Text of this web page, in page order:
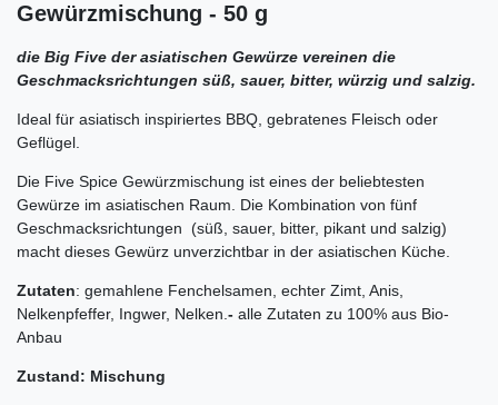
Gewürzmischung - 50 g
die Big Five der asiatischen Gewürze vereinen die
Geschmacksrichtungen süß, sauer, bitter, würzig und salzig.
Ideal für asiatisch inspiriertes BBQ, gebratenes Fleisch oder
Geflügel.
Die Five Spice Gewürzmischung ist eines der beliebtesten
Gewürze im asiatischen Raum. Die Kombination von fünf
Geschmacksrichtungen (süß, sauer, bitter, pikant und salzig)
macht dieses Gewürz unverzichtbar in der asiatischen Küche.
Zutaten: gemahlene Fenchelsamen, echter Zimt, Anis,
Nelkenpfeffer, Ingwer, Nelken.- alle Zutaten zu 100% aus Bio-
Anbau
Zustand: Mischung